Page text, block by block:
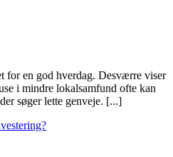
for en god hverdag. Desværre viser
i mindre lokalsamfund ofte kan
søger lette genveje. [...]